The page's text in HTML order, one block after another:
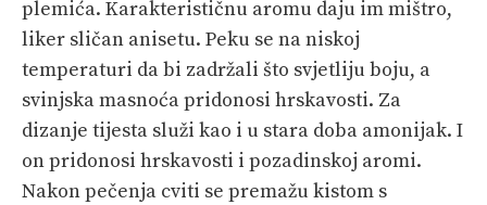
plemića. Karakterističnu aromu daju im mištro,
liker sličan anisetu. Peku se na niskoj
temperaturi da bi zadržali što svjetliju boju, a
svinjska masnoća pridonosi hrskavosti. Za
dizanje tijesta služi kao i u stara doba amonijak. I
on pridonosi hrskavosti i pozadinskoj aromi.
Nakon pečenja cviti se premažu kistom s